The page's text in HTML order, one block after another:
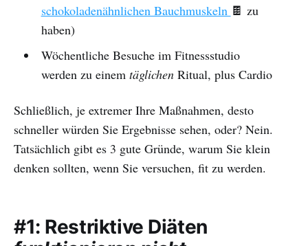
schokoladenähnlichen Bauchmuskeln 🍫 zu
haben)
Wöchentliche Besuche im Fitnessstudio
werden zu einem täglichenRitual, plus Cardio
Schließlich, je extremer Ihre Maßnahmen, desto
schneller würden Sie Ergebnisse sehen, oder? Nein.
Tatsächlich gibt es 3 gute Gründe, warum Sie klein
denken sollten, wenn Sie versuchen, fit zu werden.
#1: Restriktive Diäten